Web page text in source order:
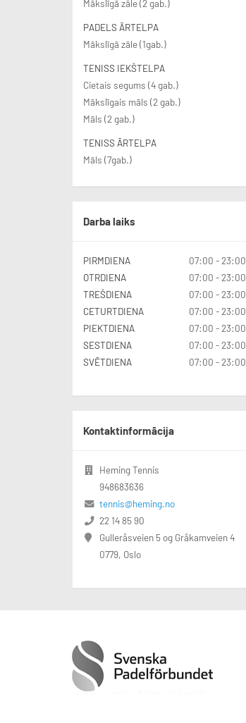
• Møterom, kontorer, resepsjon og
Her finner du:
baner) som kan bookes
• Et moderne klubbhus med 2 innendørs
padelbaner, garderober, toaletter, kafé
og oppholdsrom
• i sommerhalvåret har vi 7 flotte
grusbaner for tennis
• 1 utendørs padelbane
Mākslīgā zāle (2 gab.)
PADELS ĀRTELPA
Mākslīgā zāle (1gab.)
TENISS IEKŠTELPA
Cietais segums (4 gab.)
Mākslīgais māls (2 gab.)
Māls (2 gab.)
TENISS ĀRTELPA
Māls (7gab.)
Darba laiks
PIRMDIENA
07:00 - 23:00
OTRDIENA
07:00 - 23:00
TREŠDIENA
07:00 - 23:00
CETURTDIENA
07:00 - 23:00
PIEKTDIENA
07:00 - 23:00
SESTDIENA
07:00 - 23:00
SVĒTDIENA
07:00 - 23:00
Kontaktinformācija
Heming Tennis
948683636
tennis@heming.no
22 14 85 90
Gulleråsveien 5 og Gråkamveien 4
0779, Oslo